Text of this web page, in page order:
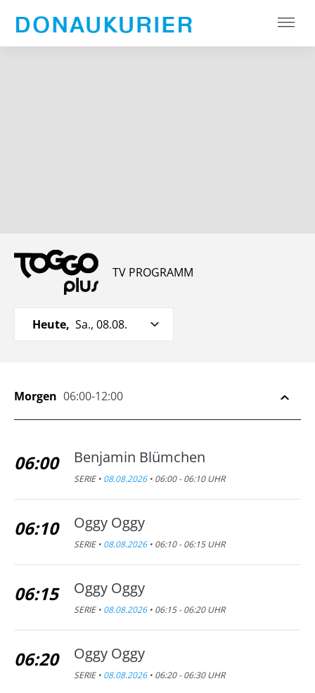
TV PROGRAMM
Heute, Sa., 08.08.
Morgen 06:00-12:00
06:00 Benjamin Blümchen
SERIE • 08.08.2026• 06:00 - 06:10 UHR
06:10 Oggy Oggy
SERIE • 08.08.2026• 06:10 - 06:15 UHR
06:15 Oggy Oggy
SERIE • 08.08.2026• 06:15 - 06:20 UHR
06:20 Oggy Oggy
SERIE • 08.08.2026• 06:20 - 06:30 UHR